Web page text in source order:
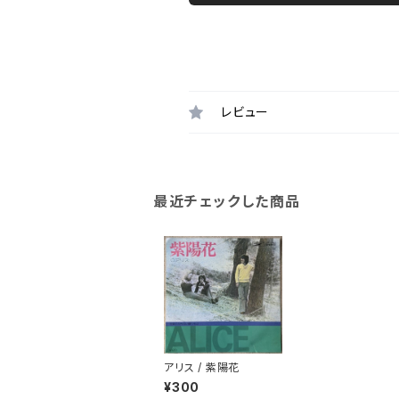
レビュー
最近チェックした商品
アリス / 紫陽花
¥300